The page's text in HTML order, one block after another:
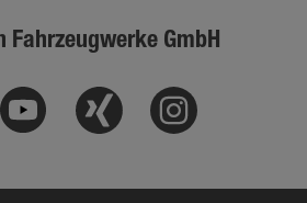
Fahrzeugwerke GmbH
Youtube Xing Instagram